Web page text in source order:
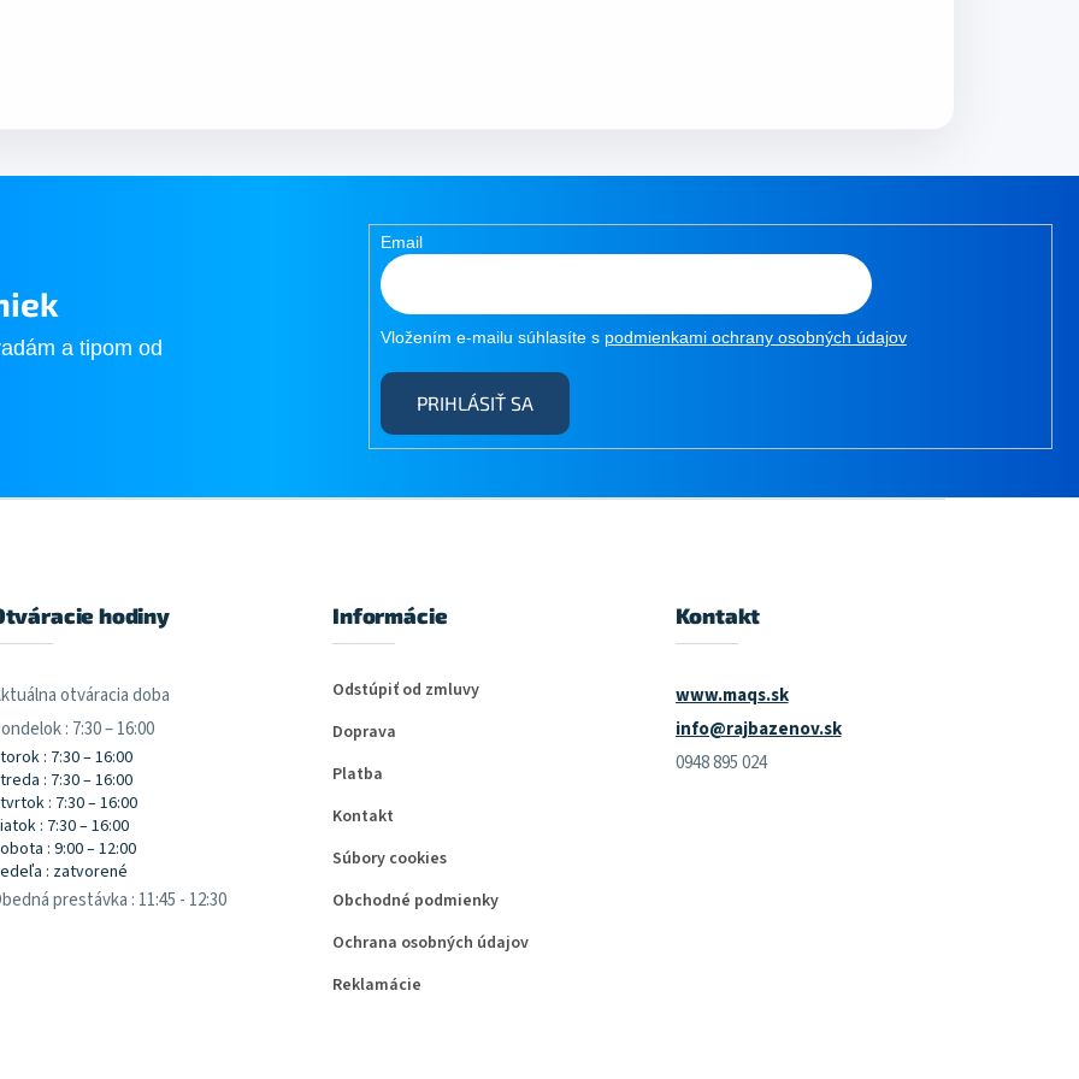
a tipom od
Email
Vložením e-mailu súhlasíte s podmienkami ochrany osobných údajov
PRIHLÁSIŤ SA
hodiny
otváracia doba
: 7:30 – 16:00
: 7:30 – 16:00
: 7:30 – 16:00
: 7:30 – 16:00
: 7:30 – 16:00
: 9:00 – 12:00
: zatvorené
prestávka : 11:45 - 12:30
Informácie
Odstúpiť od zmluvy
Doprava
Platba
Kontakt
Súbory cookies
Obchodné podmienky
Ochrana osobných údajov
Reklamácie
Kontakt
www.maqs.sk
info@rajbazenov.sk
0948 895 024